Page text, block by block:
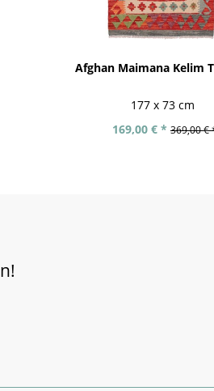
Afghan Maimana Kelim
177 x 73 cm
169,00 € * 369,00 €